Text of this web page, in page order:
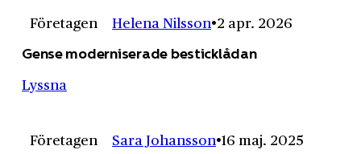
Företagen Helena Nilsson 2 apr. 2026
Gense moderniserade besticklådan
Lyssna
Företagen Sara Johansson 16 maj. 2025